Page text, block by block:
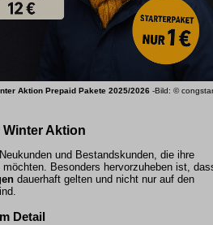
Aktion Prepaid Pakete 2025/2026 -Bild: © congstar
Aktion
und Bestandskunden, die ihre
Besonders hervorzuheben ist,
dauerhaft gelten und nicht nur auf den
Detail